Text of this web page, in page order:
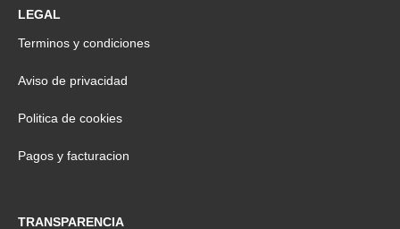
LEGAL
Terminos y condiciones
Aviso de privacidad
Politica de cookies
Pagos y facturacion
TRANSPARENCIA